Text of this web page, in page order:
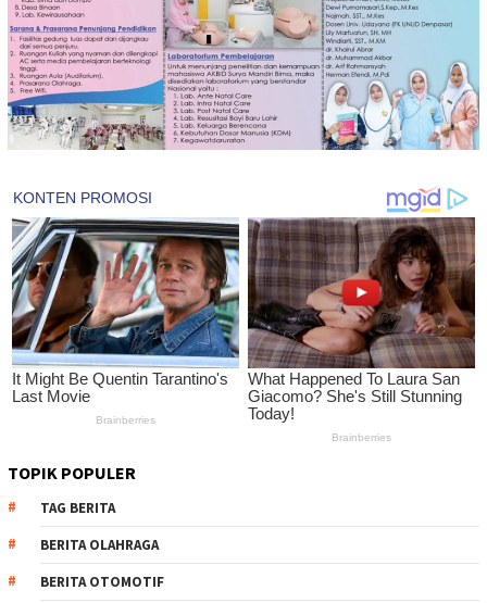
TOPIK POPULER
TAG BERITA
BERITA OLAHRAGA
BERITA OTOMOTIF